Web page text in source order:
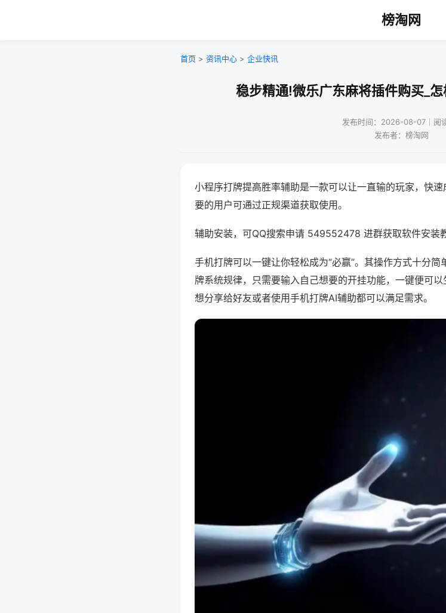
榜淘网
首页 > 资讯中心 > 企业快讯
稳步精通!微乐广东麻将插件购买_
发布时间：2026-08-07｜阅
发布者：榜淘网
小程序打牌提高胜率辅助是一款可以让一直输的玩家，快
要的用户可通过正规渠道获取使用。
辅助安装，可QQ搜索申请 549552478 进群获取软件安装
手机打牌可以一键让你轻松成为“必赢”。其操作方式十分
牌系统规律，只需要输入自己想要的开挂功能，一键便可
想分享给好友或者使用手机打牌AI辅助都可以满足需求。